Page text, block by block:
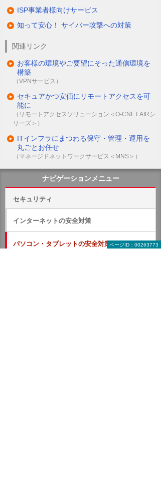
ISP事業者様向けサービス
知って安心！ サイバー攻撃への対策
関連リンク
お客様の環境やご要望にそった通信環境を
構築
（VPNサービス）
セキュアかつ安価にリモートアクセスを可
能に
（リモートアクセスソリューション＜O-CNET AIRシ
リーズ＞）
ITインフラにまつわる保守・管理・運用を
丸ごとお任せ
（マネージドネットワークサービス＜MNS＞）
ページID：00263773
ナビゲーションメニュー
セキュリティ
インターネットの安全対策
パソコン・タブレットの安全対策